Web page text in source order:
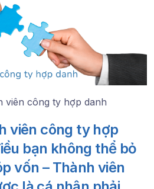
viên công ty hợp danh
viên công ty hợp
bạn không thể bỏ
vốn – Thành viên